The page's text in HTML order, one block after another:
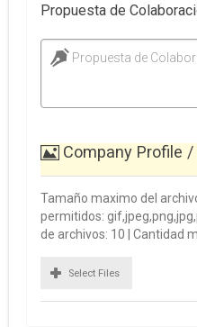
Propuesta de
Propuesta de
Company Profile
Tamaño maximo del
permitidos:
de archivos: 10 | Cantidad
Select Files